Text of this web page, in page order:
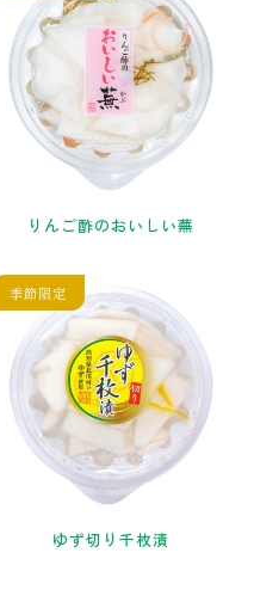
りんご酢のおいしい蕪
季節限定
ゆず切り千枚漬